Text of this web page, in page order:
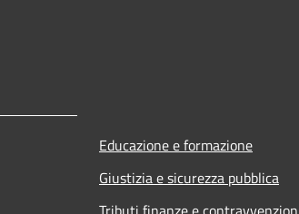
Educazione e formazione
Giustizia e sicurezza pubblica